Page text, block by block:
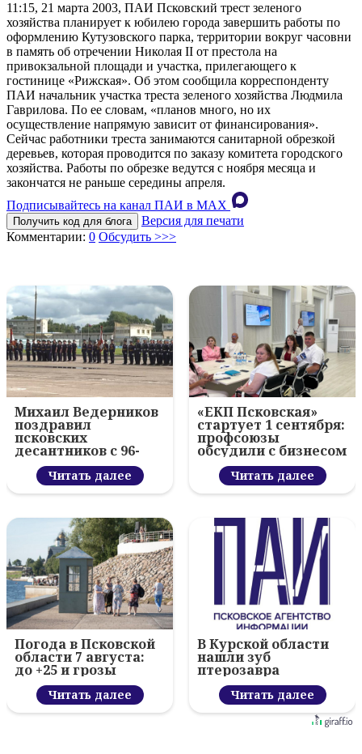
11:15, 21 марта 2003, ПАИ Псковский трест зеленого
хозяйства планирует к юбилею города завершить работы по
оформлению Кутузовского парка, территории вокруг часовни
в память об отречении Николая II от престола на
привокзальной площади и участка, прилегающего к
гостинице «Рижская». Об этом сообщила корреспонденту
ПАИ начальник участка треста зеленого хозяйства Людмила
Гаврилова. По ее словам, «планов много, но их
осуществление напрямую зависит от финансирования».
Сейчас работники треста занимаются санитарной обрезкой
деревьев, которая проводится по заказу комитета городского
хозяйства. Работы по обрезке ведутся с ноября месяца и
закончатся не раньше середины апреля.
Подписывайтесь на канал ПАИ в MAХ
Получить код для блога
Версия для печати
Комментарии: 0 Обсудить >>>
Михаил Ведерников
поздравил
псковских
десантников с 96-
летием ВДВ и
вручил награды
Читать далее
«ЕКП Псковская»
стартует 1 сентября:
профсоюзы
обсудили с бизнесом
новый цифровой
проектЧитать далее
Погода в Псковской
области 7 августа:
до +25 и грозы
Читать далее
В Курской области
нашли зуб
птерозавра
Читать далее